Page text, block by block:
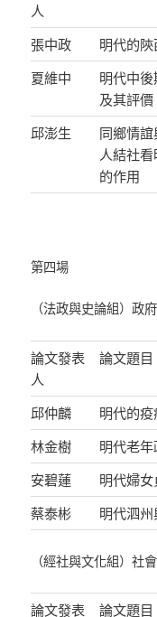
人
張中政 明代的
夏維中
明代中
及其評價
邱澎生
同鄉情
人結社看
的作用
第四場
（法政與史論組）政
論文發表
人
論文題目
邱仲麟 明代的
林金樹
明代老
安碧蓮
明代婦
蔡泰彬
明代泗
（經社與文化組）社
論文發表 論文題目